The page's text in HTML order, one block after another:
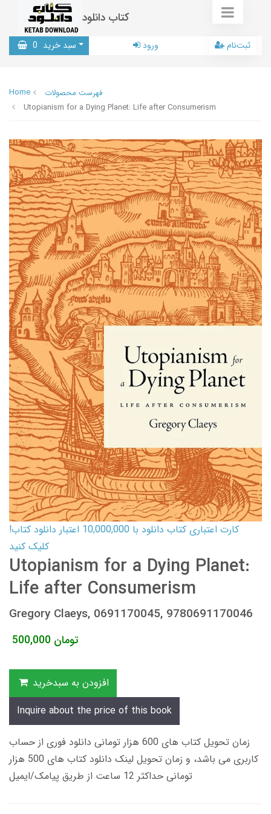
کتاب دانلود
سبد خرید 0 ورود ثبت‌نام
Home
فهرست محصولات
Utopianism for a Dying Planet: Life after Consumerism
کارت اعتباری کتاب دانلود با 10,000,000 اعتبار دانلود کتاب!
کلیک کنید
Utopianism for a Dying Planet:
Life after Consumerism
Gregory Claeys, 0691170045, 9780691170046
500,000 تومان
افزودن به سبدخرید
Inquire about the price of this book
زمان تحویل کتاب های 600 هزار تومانی دانلود فوری از حساب
کاربری می باشد، و زمان تحویل لینک دانلود کتاب های 500 هزار
تومانی حداکثر 12 ساعت از طریق پیامک/ایمیل